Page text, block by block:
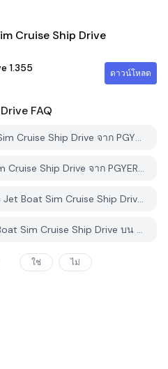
Cruise Ship Drive
1.355 ดาวน์โหลด
FAQ
ฉันจะดาวน์โหลด Jet Boat Sim Cruise Ship Drive จาก PGYER APK HUB อย่างไร?
การดาวน์โหลด Jet Boat Sim Cruise Ship Drive จาก PGYER APK HUB ฟรีหรือไม่?
ฉันต้องมีบัญชีเพื่อดาวน์โหลด Jet Boat Sim Cruise Ship Drive จาก PGYER APK HUB หรือไม่?
ฉันจะรายงานปัญหากับ Jet Boat Sim Cruise Ship Drive บน PGYER APK HUB ได้อย่างไร?
ใช่ ไม่